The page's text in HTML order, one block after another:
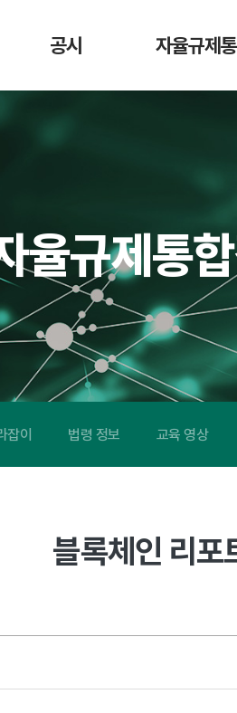
공시
매도 공시
회원사 거래지원
현황
예치금 이용료율
비교 공시
수수료 비교 공시
거래소 잔고대사
결과 공시
자율규제
교육
율규제통
잡이 법령 정보 교육 영상
블록체인 리포